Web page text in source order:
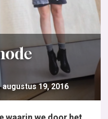
augustus 19, 2016